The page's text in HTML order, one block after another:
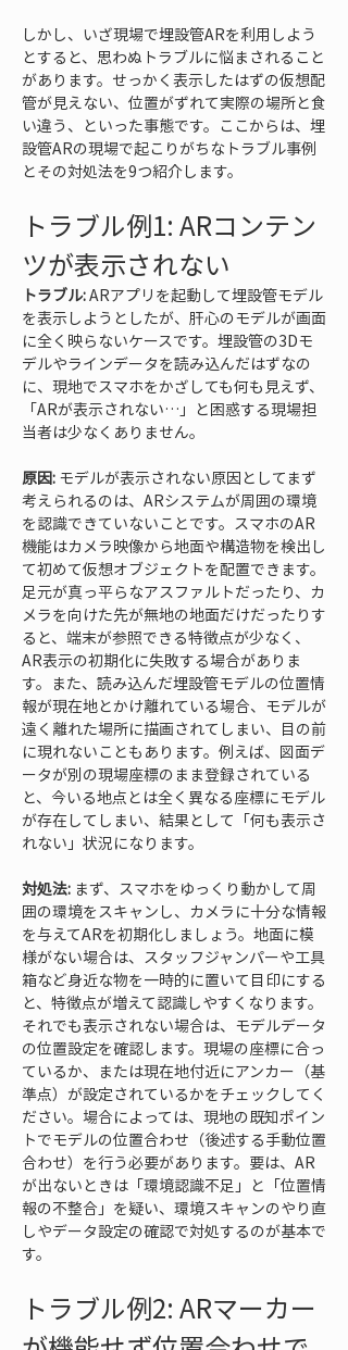
しかし、いざ現場で埋設管ARを利用しよう
とすると、思わぬトラブルに悩まされること
があります。せっかく表示したはずの仮想配
管が見えない、位置がずれて実際の場所と食
い違う、といった事態です。ここからは、埋
設管ARの現場で起こりがちなトラブル事例
とその対処法を9つ紹介します。
トラブル例1: ARコンテン
ツが表示されない
トラブル: ARアプリを起動して埋設管モデル
を表示しようとしたが、肝心のモデルが画面
に全く映らないケースです。埋設管の3Dモ
デルやラインデータを読み込んだはずなの
に、現地でスマホをかざしても何も見えず、
「ARが表示されない…」と困惑する現場担
当者は少なくありません。
原因: モデルが表示されない原因としてまず
考えられるのは、ARシステムが周囲の環境
を認識できていないことです。スマホのAR
機能はカメラ映像から地面や構造物を検出し
て初めて仮想オブジェクトを配置できます。
足元が真っ平らなアスファルトだったり、カ
メラを向けた先が無地の地面だけだったりす
ると、端末が参照できる特徴点が少なく、
AR表示の初期化に失敗する場合がありま
す。また、読み込んだ埋設管モデルの位置情
報が現在地とかけ離れている場合、モデルが
遠く離れた場所に描画されてしまい、目の前
に現れないこともあります。例えば、図面デ
ータが別の現場座標のまま登録されている
と、今いる地点とは全く異なる座標にモデル
が存在してしまい、結果として「何も表示さ
れない」状況になります。
対処法: まず、スマホをゆっくり動かして周
囲の環境をスキャンし、カメラに十分な情報
を与えてARを初期化しましょう。地面に模
様がない場合は、スタッフジャンパーや工具
箱など身近な物を一時的に置いて目印にする
と、特徴点が増えて認識しやすくなります。
それでも表示されない場合は、モデルデータ
の位置設定を確認します。現場の座標に合っ
ているか、または現在地付近にアンカー（基
準点）が設定されているかをチェックしてく
ださい。場合によっては、現地の既知ポイン
トでモデルの位置合わせ（後述する手動位置
合わせ）を行う必要があります。要は、AR
が出ないときは「環境認識不足」と「位置情
報の不整合」を疑い、環境スキャンのやり直
しやデータ設定の確認で対処するのが基本で
す。
トラブル例2: ARマーカー